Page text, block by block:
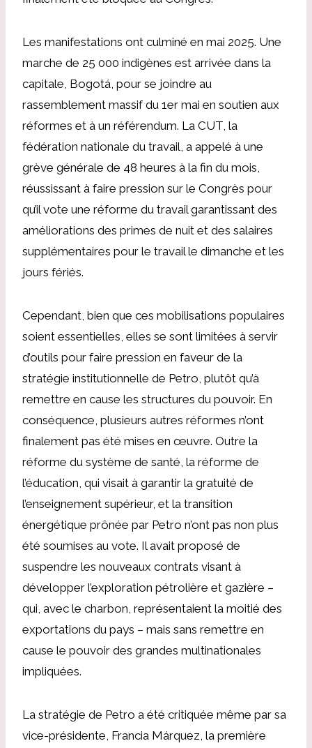
Les manifestations ont culminé en mai 2025. Une
marche de 25 000 indigènes est arrivée dans la
capitale, Bogotá, pour se joindre au
rassemblement massif du 1er mai en soutien aux
réformes et à un référendum. La CUT, la
fédération nationale du travail, a appelé à une
grève générale de 48 heures à la fin du mois,
réussissant à faire pression sur le Congrès pour
qu’il vote une réforme du travail garantissant des
améliorations des primes de nuit et des salaires
supplémentaires pour le travail le dimanche et les
jours fériés.
Cependant, bien que ces mobilisations populaires
soient essentielles, elles se sont limitées à servir
d’outils pour faire pression en faveur de la
stratégie institutionnelle de Petro, plutôt qu’à
remettre en cause les structures du pouvoir. En
conséquence, plusieurs autres réformes n’ont
finalement pas été mises en œuvre. Outre la
réforme du système de santé, la réforme de
l’éducation, qui visait à garantir la gratuité de
l’enseignement supérieur, et la transition
énergétique prônée par Petro n’ont pas non plus
été soumises au vote. Il avait proposé de
suspendre les nouveaux contrats visant à
développer l’exploration pétrolière et gazière –
qui, avec le charbon, représentaient la moitié des
exportations du pays – mais sans remettre en
cause le pouvoir des grandes multinationales
impliquées.
La stratégie de Petro a été critiquée même par sa
vice-présidente, Francia Márquez, la première